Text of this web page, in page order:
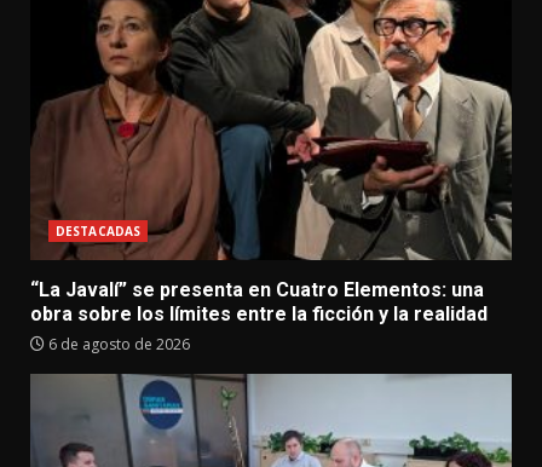
DESTACADAS
“La Javalí” se presenta en Cuatro Elementos: una
obra sobre los límites entre la ficción y la realidad
6 de agosto de 2026